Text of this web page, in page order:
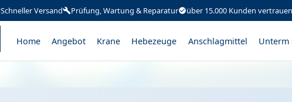
Schneller Versand Prüfung, Wartung & Reparatur über 15.000 Kunden
Home Angebot Krane Hebezeuge Anschlagmittel Unterm